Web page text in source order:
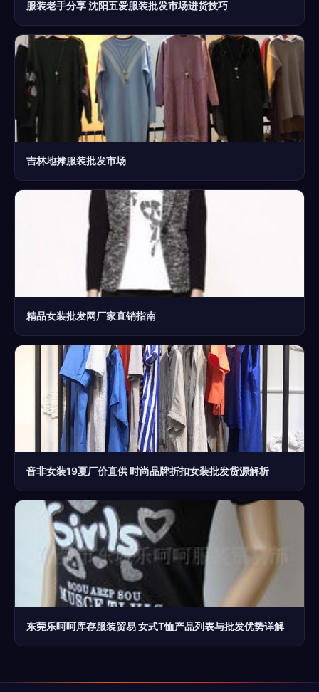
服装老手分享 沈阳五爱服装批发市场进货技巧
吉林地摊服装批发市场
精品女装批发网厂家直销指南
音非女装19夏厂价直供 时尚品牌折扣女装批发货源解析
东莞乐呵呵库存服装贸易 女式T恤产品列表与批发优势详解